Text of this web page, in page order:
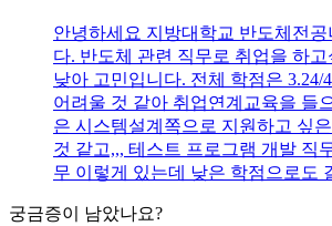
안녕하세요 지방대학교 반도체전공
다. 반도체 관련 직무로 취업을 하고
낮아 고민입니다. 전체 학점은 3.24/
어려울 것 같아 취업연계교육을 들
은 시스템설계쪽으로 지원하고 싶
것 같고,,, 테스트 프로그램 개발 직
무 이렇게 있는데 낮은 학점으로도
궁금증이 남았나요?